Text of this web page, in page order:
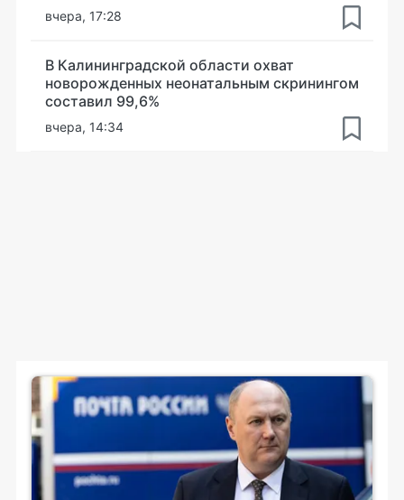
вчера, 17:28
В Калининградской области охват
новорожденных неонатальным скринингом
составил 99,6%
вчера, 14:34